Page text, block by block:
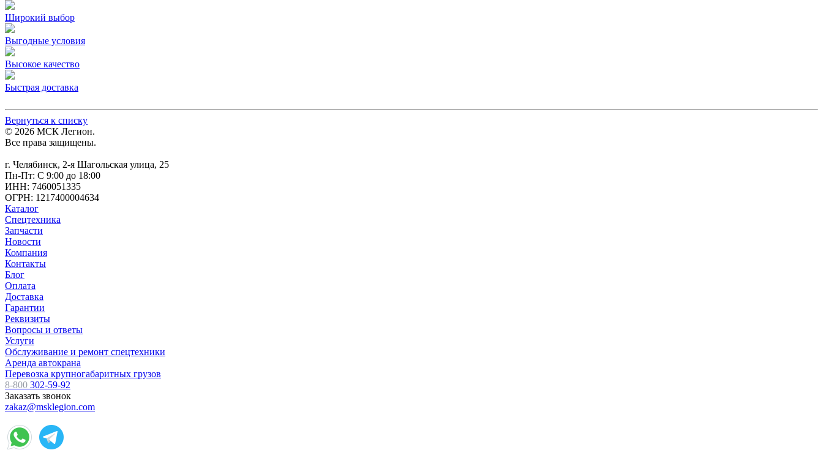
Широкий выбор
Выгодные условия
Высокое качество
Быстрая доставка
Вернуться к списку
© 2026 МСК Легион.
Все права защищены.
г. Челябинск, 2-я Шагольская улица, 25
Пн-Пт: С 9:00 до 18:00
ИНН: 7460051335
ОГРН: 1217400004634
Каталог
Спецтехника
Запчасти
Новости
Компания
Контакты
Блог
Оплата
Доставка
Гарантии
Реквизиты
Вопросы и ответы
Услуги
Обслуживание и ремонт спецтехники
Аренда автокрана
Перевозка крупногабаритных грузов
8-800 302-59-92
Заказать звонок
zakaz@msklegion.com